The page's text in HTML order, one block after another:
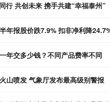
行 共创未来 携手共建“幸福泰州”
年报股价跌7.9% 扣非净利降
年交多少钱？不同产品费率不同
山喷发 气象厅发布最高级别警报